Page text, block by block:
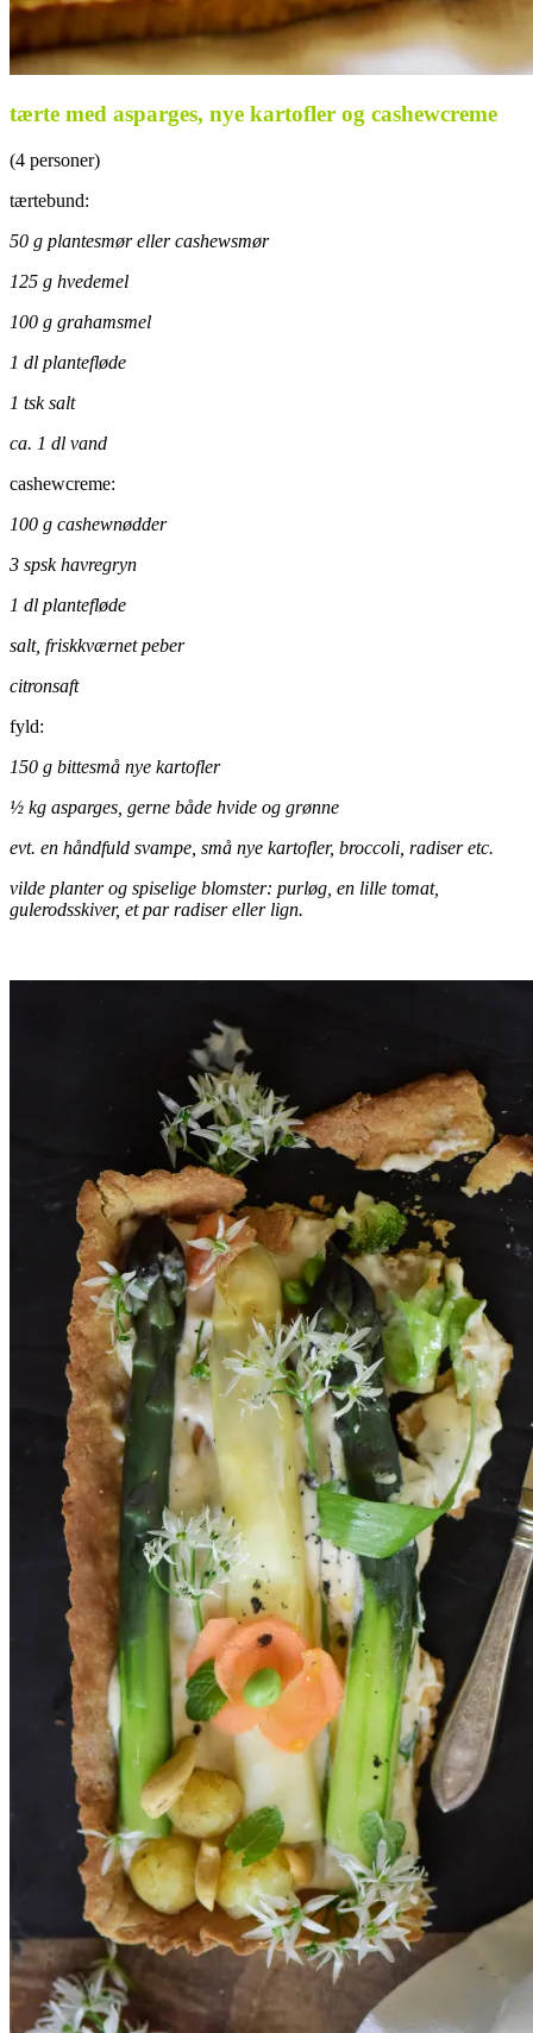
tærte med asparges, nye kartofler og cashewcreme
(4 personer)
tærtebund:
50 g plantesmør eller cashewsmør
125 g hvedemel
100 g grahamsmel
1 dl plantefløde
1 tsk salt
ca. 1 dl vand
cashewcreme:
100 g cashewnødder
3 spsk havregryn
1 dl plantefløde
salt, friskkværnet peber
citronsaft
fyld:
150 g bittesmå nye kartofler
½ kg asparges, gerne både hvide og grønne
evt. en håndfuld svampe, små nye kartofler, broccoli, radiser etc.
vilde planter og spiselige blomster: purløg, en lille tomat,
gulerodsskiver, et par radiser eller lign.